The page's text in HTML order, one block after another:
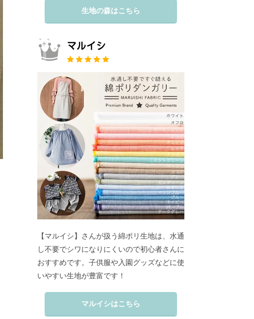
生地の森はこちら
マルイシ
【マルイシ】さんが扱う綿ポリ生地は、水通
し不要でシワになりにくいので初心者さんに
おすすめです。子供服や入園グッズなどに使
いやすい生地が豊富です！
マルイシはこちら